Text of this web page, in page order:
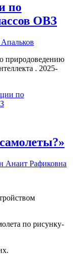
по
ОВЗ
природоведению
. 2025-
по
Анаит Рафиковна
по рисунку-